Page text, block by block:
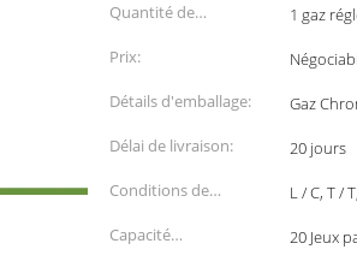
Quantité de
commande min:
1 gaz
Prix:
Détails d'emballage:
Gaz
Délai de livraison:
20 jours
Conditions de
paiement:
L / C, T /
Capacité
20 Jeux